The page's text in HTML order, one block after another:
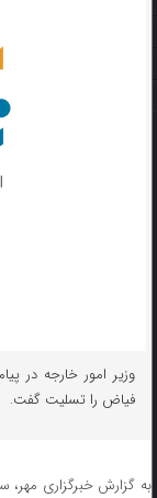
وزیر امور خارجه در
فیاض را تسلیت گفت.
به گزارش خبرگزاری مهر،